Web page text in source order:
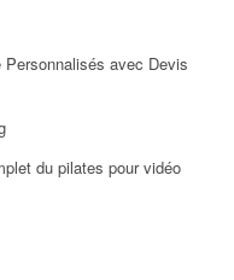
Personnalisés avec Devis
du pilates pour vidéo